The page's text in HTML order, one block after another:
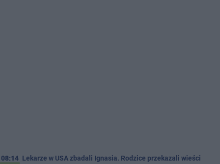
08:14 Lekarze w USA zbadali Ignasia. Rodzice przekazali wieści